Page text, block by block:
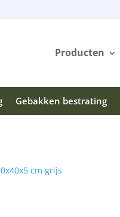
Producten
Gebakken bestrating